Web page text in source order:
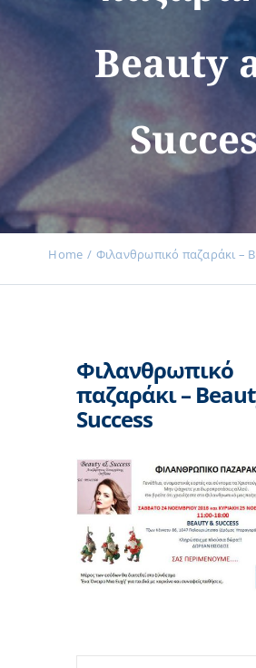
Εκδηλώσεις
Νέα
Προϊόντα
Εισφορές
Beauty
Home Φιλανθρωπικό παζαράκι –
Φιλανθρωπικό
παζαράκι –
Success